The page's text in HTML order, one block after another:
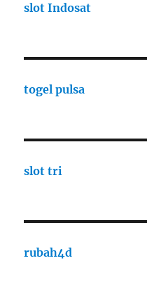
slot Indosat
togel pulsa
slot tri
rubah4d